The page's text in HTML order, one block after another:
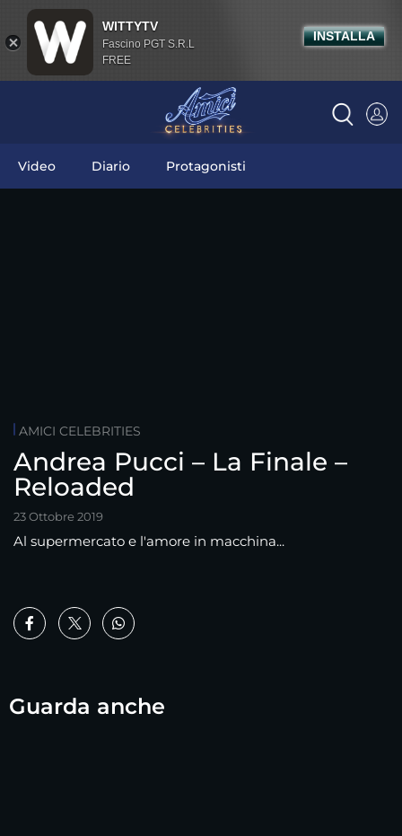
Video Diario Protagonisti
AMICI CELEBRITIES
Andrea Pucci – La Finale –
Reloaded
23 Ottobre 2019
Al supermercato e l'amore in macchina...
Guarda anche
WITTYTV
Fascino PGT S.R.L
FREE
INSTALLA